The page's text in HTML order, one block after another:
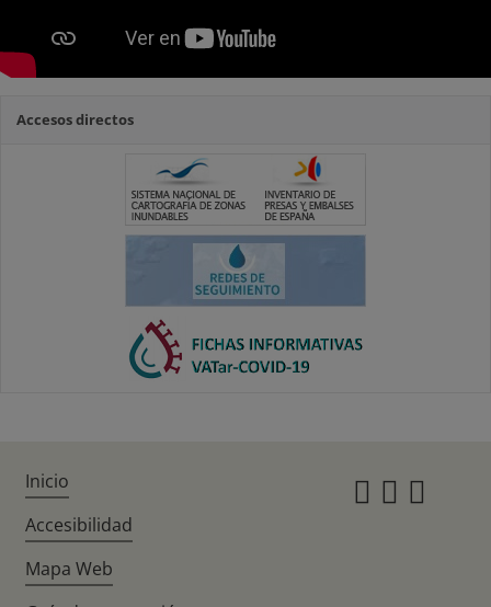
Accesos directos
Inicio
Accesibilidad
Mapa Web